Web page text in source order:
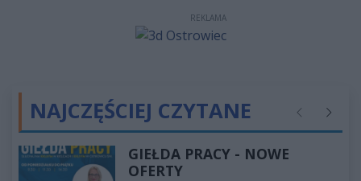
REKLAMA
NAJCZĘŚCIEJ CZYTANE Poprzednie
GIEŁDA PRACY - NOWE
OFERTY